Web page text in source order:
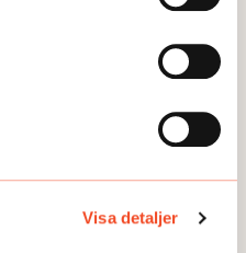
Visa detaljer
TEMA Konstant